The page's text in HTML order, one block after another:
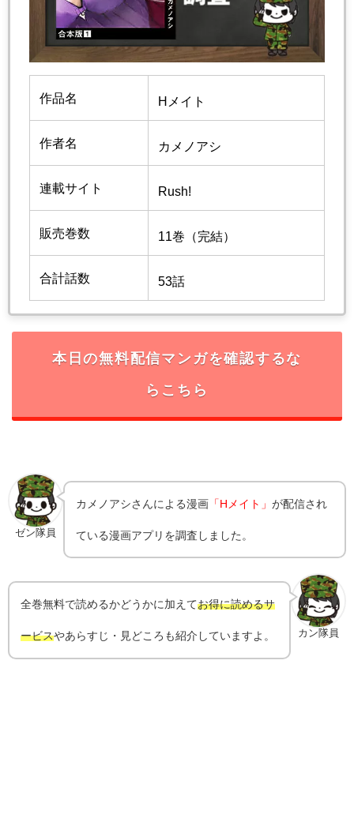
作品名 Hメイト
作者名 カメノアシ
連載サイト Rush!
販売巻数 11巻（完結）
合計話数 53話
本日の無料配信マンガを確認するな
らこちら
ゼン隊員
カメノアシさんによる漫画 「Hメイト」が配信され
ている漫画アプリを調査しました。
カン隊員
全巻無料で読めるかどうかに加えてお得に読めるサ
ービスやあらすじ・見どころも紹介していますよ。